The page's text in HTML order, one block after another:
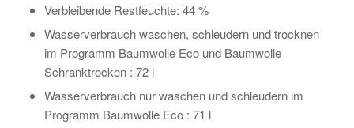
Verbleibende Restfeuchte: 44 %
Wasserverbrauch waschen, schleudern und trocknen
im Programm Baumwolle Eco und Baumwolle
Schranktrocken : 72 l
Wasserverbrauch nur waschen und schleudern im
Programm Baumwolle Eco : 71 l